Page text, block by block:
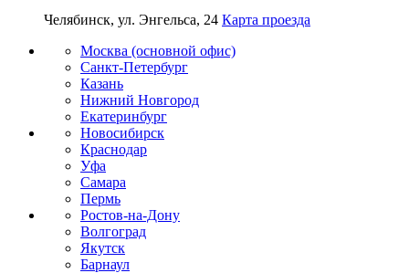
Челябинск, ул. Энгельса, 24 Карта проезда
Москва (основной офис)
Санкт-Петербург
Казань
Нижний Новгород
Екатеринбург
Новосибирск
Краснодар
Уфа
Самара
Пермь
Ростов-на-Дону
Волгоград
Якутск
Барнаул